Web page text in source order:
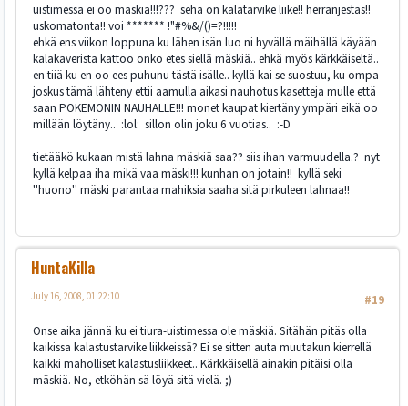
uistimessa ei oo mäskiä!!!??? sehä on kalatarvike liike!! herranjestas!!
uskomatonta!! voi ******* !"#%&/()=?!!!!!
ehkä ens viikon loppuna ku lähen isän luo ni hyvällä mäihällä käyään
kalakaverista kattoo onko etes siellä mäskiä.. ehkä myös kärkkäiseltä..
en tiiä ku en oo ees puhunu tästä isälle.. kyllä kai se suostuu, ku ompa
joskus tämä lähteny ettii aamulla aikasi nauhotus kasetteja mulle että
saan POKEMONIN NAUHALLE!!! monet kaupat kiertäny ympäri eikä oo
millään löytäny.. :lol: sillon olin joku 6 vuotias.. :-D
tietääkö kukaan mistä lahna mäskiä saa?? siis ihan varmuudella.? nyt
kyllä kelpaa iha mikä vaa mäski!!! kunhan on jotain!! kyllä seki
''huono'' mäski parantaa mahiksia saaha sitä pirkuleen lahnaa!!
HuntaKilla
#19
July 16, 2008, 01:22:10
Onse aika jännä ku ei tiura-uistimessa ole mäskiä. Sitähän pitäs olla
kaikissa kalastustarvike liikkeissä? Ei se sitten auta muutakun kierrellä
kaikki maholliset kalastusliikkeet.. Kärkkäisellä ainakin pitäisi olla
mäskiä. No, etköhän sä löyä sitä vielä. ;)